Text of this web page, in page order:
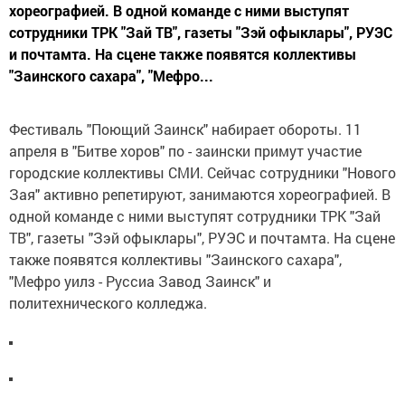
хореографией. В одной команде с ними выступят
сотрудники ТРК "Зай ТВ", газеты "Зэй офыклары", РУЭС
и почтамта. На сцене также появятся коллективы
"Заинского сахара", "Мефро...
Фестиваль "Поющий Заинск" набирает обороты. 11
апреля в "Битве хоров" по - заински примут участие
городские коллективы СМИ. Сейчас сотрудники "Нового
Зая" активно репетируют, занимаются хореографией. В
одной команде с ними выступят сотрудники ТРК "Зай
ТВ", газеты "Зэй офыклары", РУЭС и почтамта. На сцене
также появятся коллективы "Заинского сахара",
"Мефро уилз - Руссиа Завод Заинск" и
политехнического колледжа.